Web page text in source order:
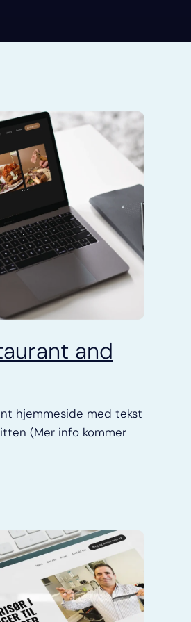
and
hjemmeside med tekst
(Mer info kommer